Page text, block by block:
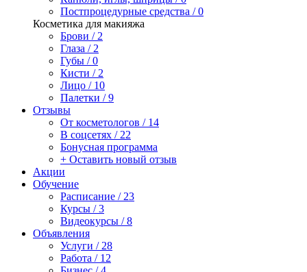
Постпроцедурные средства / 0
Косметика для макияжа
Брови / 2
Глаза / 2
Губы / 0
Кисти / 2
Лицо / 10
Палетки / 9
Отзывы
От косметологов / 14
В соцсетях / 22
Бонусная программа
+ Оставить новый отзыв
Акции
Обучение
Расписание / 23
Курсы / 3
Видеокурсы / 8
Объявления
Услуги / 28
Работа / 12